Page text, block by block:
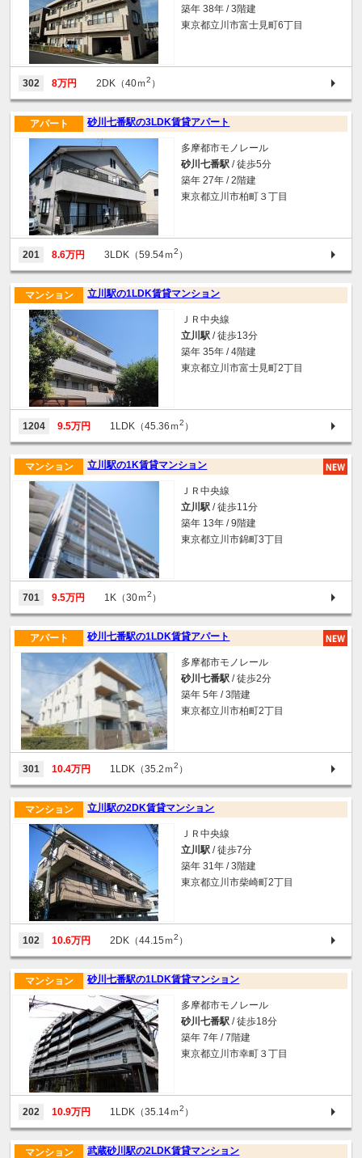
築年 38年 / 3階建
東京都立川市富士見町6丁目
302 8万円 2DK（40ｍ2 ）
砂川七番駅の3LDK賃貸アパート
アパート
多摩都市モノレール
砂川七番駅 / 徒歩5分
築年 27年 / 2階建
東京都立川市柏町３丁目
201 8.6万円 3LDK（59.54ｍ2 ）
立川駅の1LDK賃貸マンション
マンション
ＪＲ中央線
立川駅 / 徒歩13分
築年 35年 / 4階建
東京都立川市富士見町2丁目
1204 9.5万円 1LDK（45.36ｍ2 ）
立川駅の1K賃貸マンション
マンション
ＪＲ中央線
立川駅 / 徒歩11分
築年 13年 / 9階建
東京都立川市錦町3丁目
701 9.5万円 1K（30ｍ2 ）
砂川七番駅の1LDK賃貸アパート
アパート
多摩都市モノレール
砂川七番駅 / 徒歩2分
築年 5年 / 3階建
東京都立川市柏町2丁目
301 10.4万円 1LDK（35.2ｍ2 ）
立川駅の2DK賃貸マンション
マンション
ＪＲ中央線
立川駅 / 徒歩7分
築年 31年 / 3階建
東京都立川市柴崎町2丁目
102 10.6万円 2DK（44.15ｍ2 ）
砂川七番駅の1LDK賃貸マンション
マンション
多摩都市モノレール
砂川七番駅 / 徒歩18分
築年 7年 / 7階建
東京都立川市幸町３丁目
202 10.9万円 1LDK（35.14ｍ2 ）
武蔵砂川駅の2LDK賃貸マンション
マンション